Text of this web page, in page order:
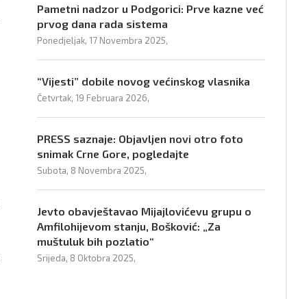
Pametni nadzor u Podgorici: Prve kazne već
prvog dana rada sistema
Ponedjeljak, 17 Novembra 2025,
“Vijesti” dobile novog većinskog vlasnika
Četvrtak, 19 Februara 2026,
PRESS saznaje: Objavljen novi otro foto
snimak Crne Gore, pogledajte
Subota, 8 Novembra 2025,
Jevto obavještavao Mijajlovićevu grupu o
Amfilohijevom stanju, Bošković: „Za
muštuluk bih pozlatio“
Srijeda, 8 Oktobra 2025,